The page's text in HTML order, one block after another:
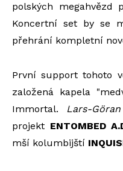
polských megahvězd
Koncertní set by se
přehrání kompletní
První support tohoto
založená kapela
Immortal. Lars-
projekt ENTOMBED
mší kolumbijští